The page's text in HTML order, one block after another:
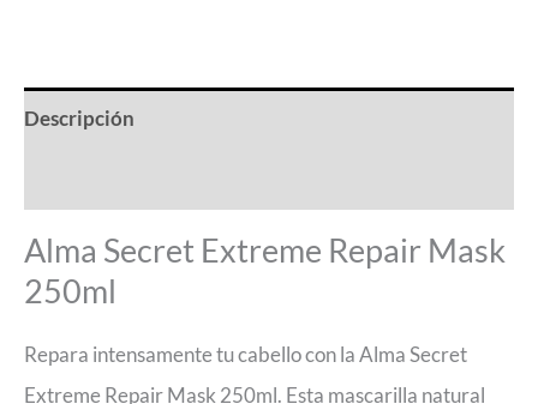
Descripción
Alma Secret Extreme Repair Mask
250ml
Repara intensamente tu cabello con la Alma Secret
Extreme Repair Mask 250ml. Esta mascarilla natural